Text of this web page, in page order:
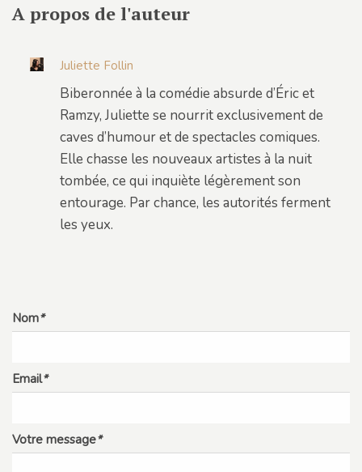
A propos de l'auteur
Juliette Follin
Biberonnée à la comédie absurde d’Éric et
Ramzy, Juliette se nourrit exclusivement de
caves d’humour et de spectacles comiques.
Elle chasse les nouveaux artistes à la nuit
tombée, ce qui inquiète légèrement son
entourage. Par chance, les autorités ferment
les yeux.
Nom*
Email*
Votre message*